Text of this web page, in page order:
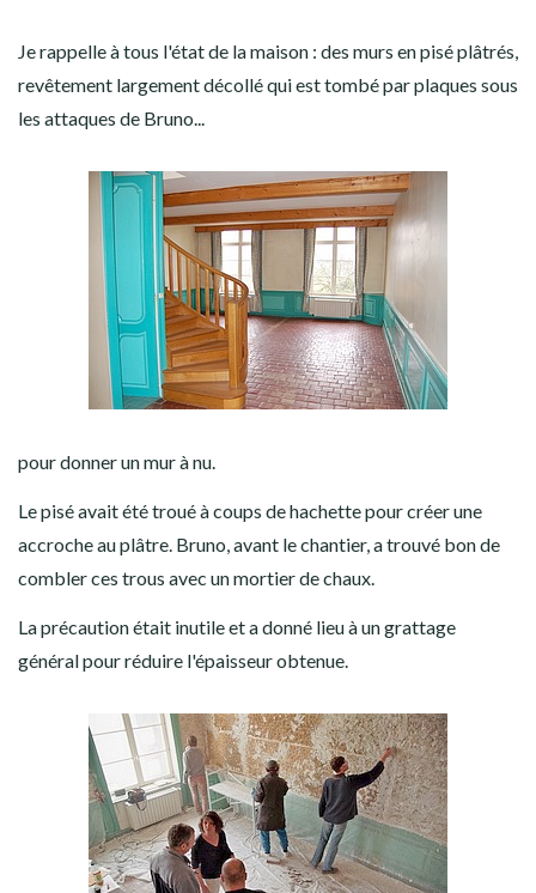
Je rappelle à tous l'état de la maison : des murs en pisé plâtrés,
revêtement largement décollé qui est tombé par plaques sous
les attaques de Bruno...
pour donner un mur à nu.
Le pisé avait été troué à coups de hachette pour créer une
accroche au plâtre. Bruno, avant le chantier, a trouvé bon de
combler ces trous avec un mortier de chaux.
La précaution était inutile et a donné lieu à un grattage
général pour réduire l'épaisseur obtenue.